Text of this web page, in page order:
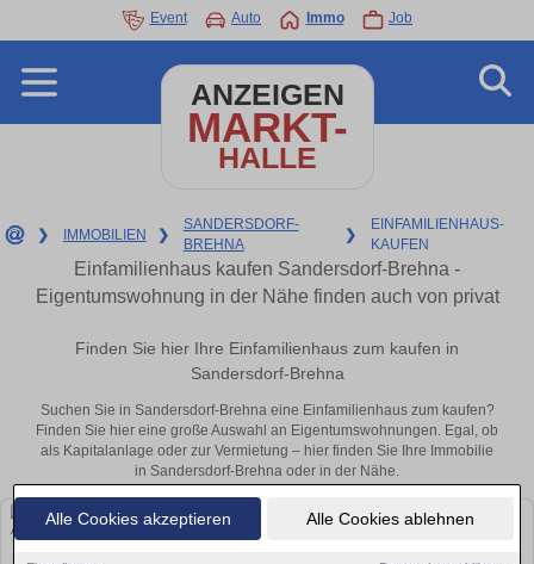
Alle Cookies akzeptieren Alle Cookies ablehnen
Event Auto Immo Job
ANZEIGEN
MARKT-
HALLE
❯ IMMOBILIEN ❯
SANDERSDORF-
BREHNA
❯
EINFAMILIENHAUS-
KAUFEN
Einfamilienhaus kaufen Sandersdorf-Brehna -
Eigentumswohnung in der Nähe finden auch von privat
Finden Sie hier Ihre Einfamilienhaus zum kaufen in
Sandersdorf-Brehna
Suchen Sie in Sandersdorf-Brehna eine Einfamilienhaus zum kaufen?
Finden Sie hier eine große Auswahl an Eigentumswohnungen. Egal, ob
als Kapitalanlage oder zur Vermietung – hier finden Sie Ihre Immobilie
in Sandersdorf-Brehna oder in der Nähe.